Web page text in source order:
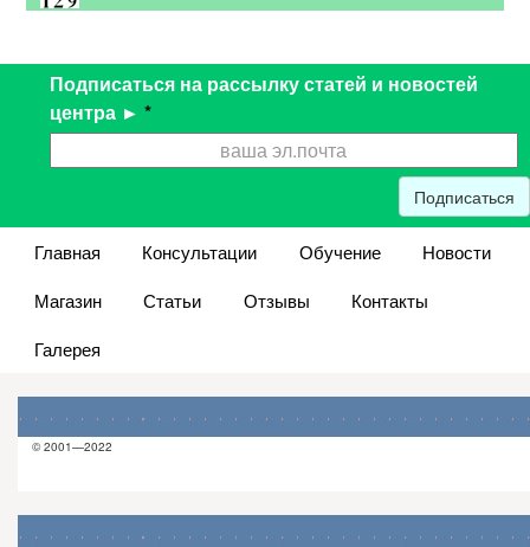
Подписаться на рассылку статей и новостей
центра ► *
Подписаться
Главная Консультации Обучение
Новости
Магазин
Статьи Отзывы
Контакты
Галерея
© 2001—2022